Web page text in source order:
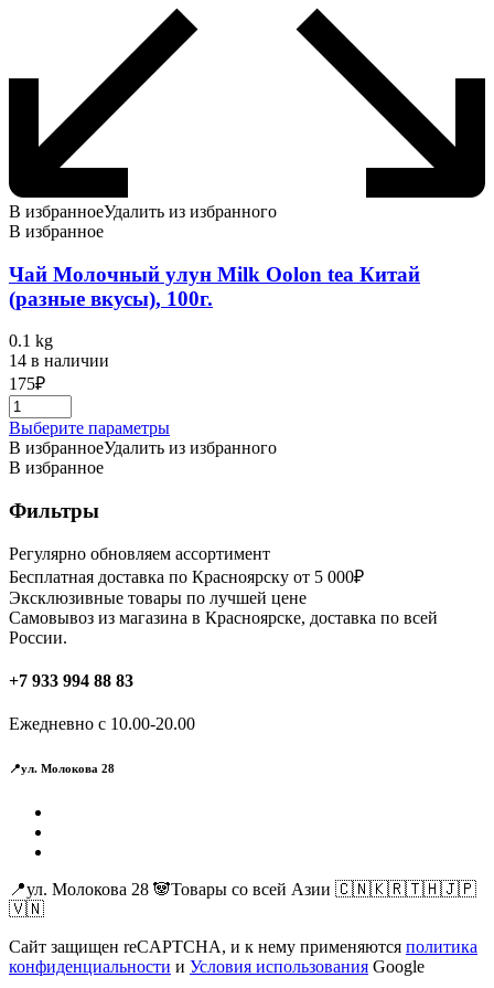
В избранноеУдалить из избранного
В избранное
Чай Молочный улун Milk Oolon tea Китай
(разные вкусы), 100г.
0.1 kg
14 в наличии
175₽
Выберите параметрыЭтот
товар
выбрать
на
странице
товара.
В избранноеУдалить из избранного
В избранное
Фильтры
Регулярно обновляем ассортимент
Бесплатная доставка по Красноярску от 5 000₽
Эксклюзивные товары по лучшей цене
Самовывоз из магазина в Красноярске, доставка по всей
России.
+7 933 994 88 83
Ежедневно с 10.00-20.00
📍ул. Молокова 28
📍ул. Молокова 28 🐼Товары со всей Азии 🇨🇳🇰🇷🇹🇭🇯🇵
🇻🇳
Сайт защищен reCAPTCHA, и к нему применяются политика
конфиденциальности и Условия использования Google